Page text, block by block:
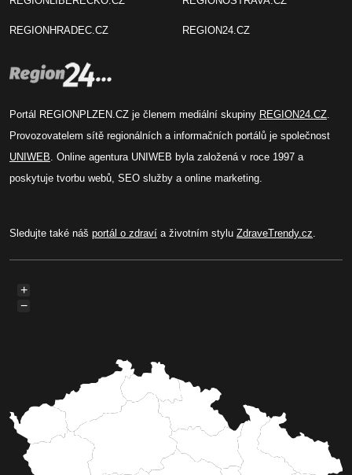
REGIONHRADEC.CZ REGION24.CZ
Portál REGIONPLZEN.CZ je členem mediální skupiny REGION24.CZ
Provozovatelem sítě regionálních a informačních portálů je společnost
UNIWEB . Online agentura UNIWEB byla založená v roce 1997 a
poskytuje tvorbu webů, SEO služby a online marketing.
Sledujte také náš portál o zdraví a životním stylu ZdraveTrendy.cz
+
−